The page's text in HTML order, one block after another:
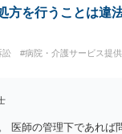
方を行うことは違
訟 #病院・介護サービス提
医師の管理下であれば